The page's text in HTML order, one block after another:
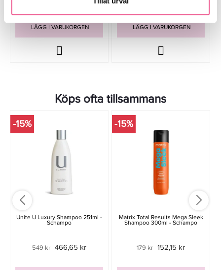
LÄGG I VARUKORGEN LÄGG I VARUKORGEN
Köps ofta tillsammans
-15%
Unite U Luxury Shampoo 251ml -
Schampo
549 kr 466,65 kr
-15%
Matrix Total Results Mega Sleek
Shampoo 300ml - Schampo
179 kr 152,15 kr